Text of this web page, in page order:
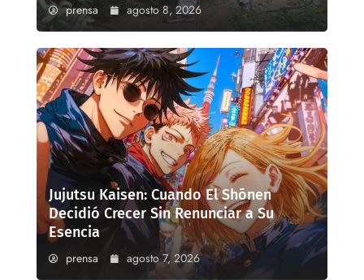
prensa agosto 8, 2026
Jujutsu Kaisen: Cuando El Shōnen
Decidió Crecer Sin Renunciar a Su
Esencia
prensa agosto 7, 2026